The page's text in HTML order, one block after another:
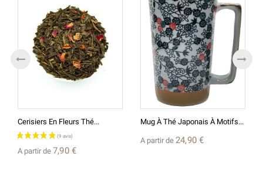
Cerisiers En Fleurs Thé...
A partir de 7,90 €
Mug À Thé Japonais À Motifs...
A partir de 24,90 €